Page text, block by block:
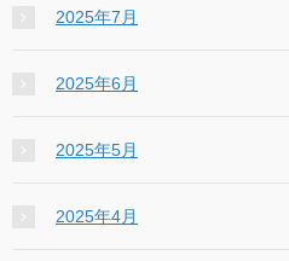
2025年7月
2025年6月
2025年5月
2025年4月